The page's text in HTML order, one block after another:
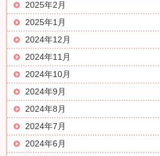
2025年2月
2025年1月
2024年12月
2024年11月
2024年10月
2024年9月
2024年8月
2024年7月
2024年6月